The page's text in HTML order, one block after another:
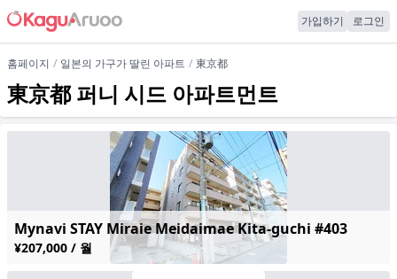
가입하기 로그인
홈페이지 일본의 가구가 딸린 아파트 東京都
東京都 퍼니 시드 아파트먼트
Mynavi STAY Miraie Meidaimae Kita-guchi #403
¥207,000 / 월